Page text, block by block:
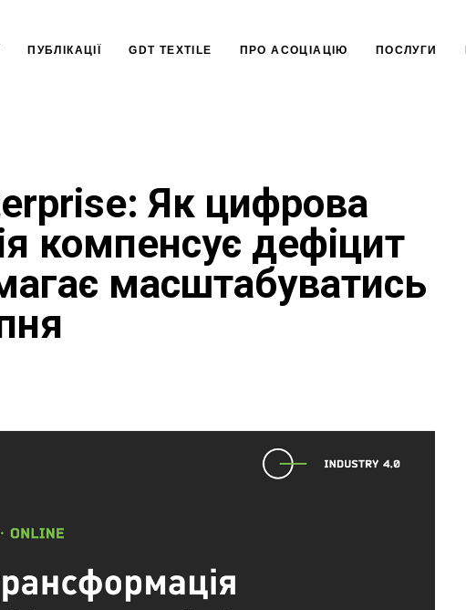
ПУБЛІКАЦІЇ GDT TEXTILE ПРО АСОЦІАЦІЮ ПОСЛУГИ
Як цифрова
компенсує дефіцит
масштабуватись